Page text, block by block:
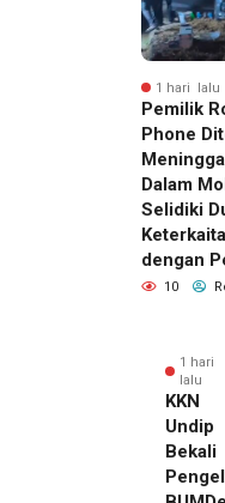
1 hari lalu
Pemilik
Phone
Dalam
Selidiki
dengan
10
1 hari
lalu
KKN
Undip
Bekali